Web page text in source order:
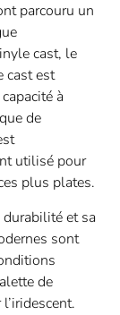
parcouru un
cast, le
cast est
à
de
utilisé pour
plus plates.
et sa
sont
de